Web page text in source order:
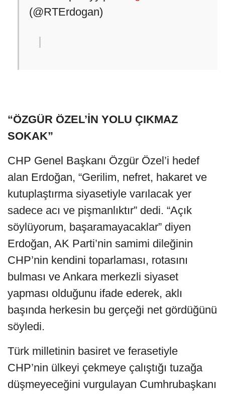
(@RTErdogan)
“ÖZGÜR ÖZEL’İN YOLU ÇIKMAZ
SOKAK”
CHP Genel Başkanı Özgür Özel’i hedef
alan Erdoğan, “Gerilim, nefret, hakaret ve
kutuplaştırma siyasetiyle varılacak yer
sadece acı ve pişmanlıktır” dedi. “Açık
söylüyorum, başaramayacaklar” diyen
Erdoğan, AK Parti’nin samimi dileğinin
CHP’nin kendini toparlaması, rotasını
bulması ve Ankara merkezli siyaset
yapması olduğunu ifade ederek, aklı
başında herkesin bu gerçeği net gördüğünü
söyledi.
Türk milletinin basiret ve ferasetiyle
CHP’nin ülkeyi çekmeye çalıştığı tuzağa
düşmeyeceğini vurgulayan Cumhrubaşkanı